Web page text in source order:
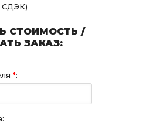
СДЭК)
СТОИМОСТЬ /
ЗАКАЗ:
*: